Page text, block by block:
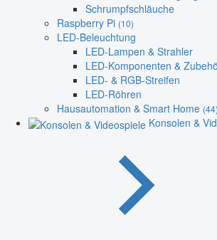
Schrumpfschläuche
Raspberry Pi (10)
LED-Beleuchtung
LED-Lampen & Strahler
LED-Komponenten &
LED- & RGB-Streifen
LED-Röhren
Hausautomation & Smart Home (44)
Konsolen &